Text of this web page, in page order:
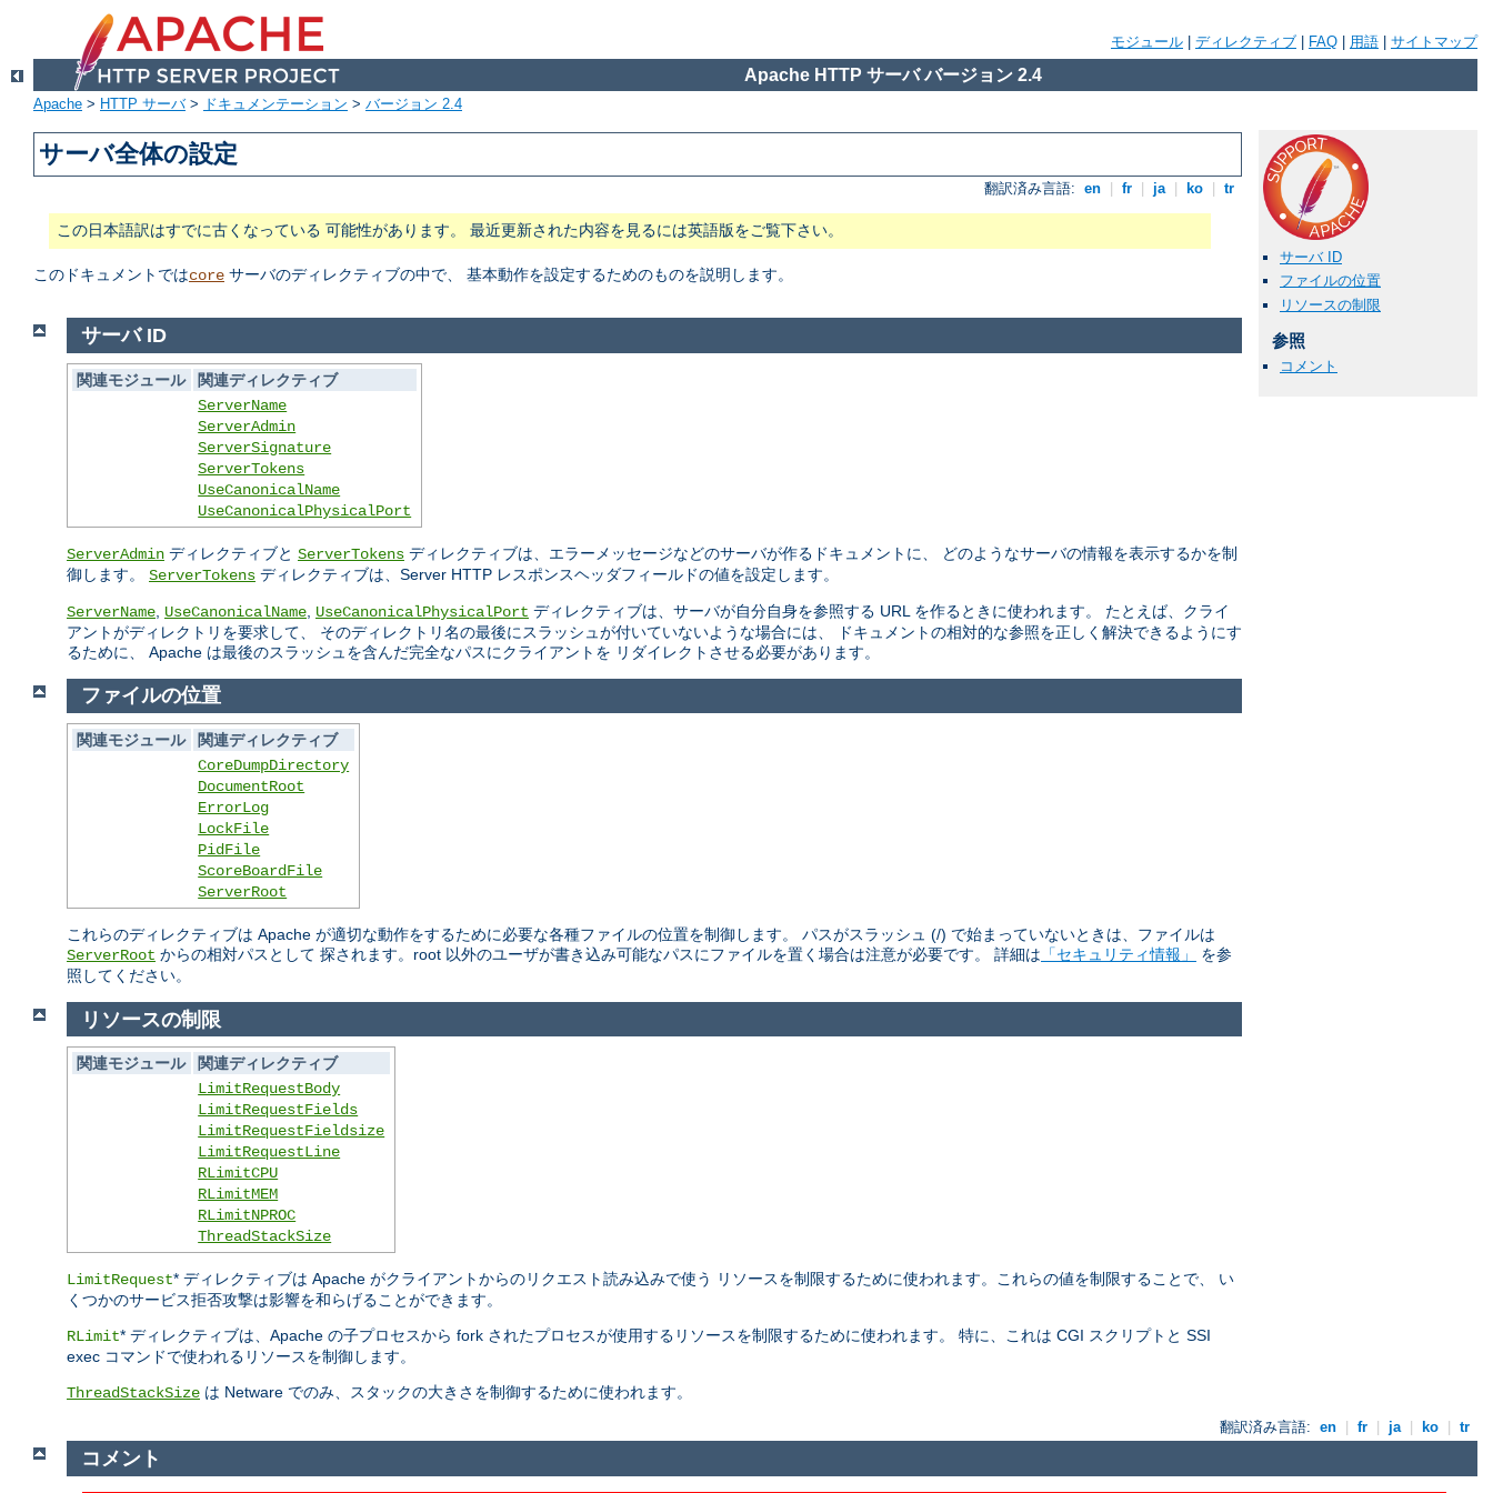
モジュール ディレクティブ FAQ 用語 サイトマップ
Apache HTTP サーバ バージョン 2.4
Apache > HTTP サーバ> ドキュメンテーション > バージョン 2.4
サーバ全体の設定
翻訳済み言語: en fr ja ko tr
この日本語訳はすでに古くなっている 可能性があります。 最近更新された内容を見るには英語版をご覧下さい。
このドキュメントではcore サーバのディレクティブの中で、 基本動作を設定するためのものを説明します。
サーバ ID
ファイルの位置
リソースの制限
参照
コメント
サーバ ID
関連モジュール
関連ディレクティブ
ServerName
ServerAdmin
ServerSignature
ServerTokens
UseCanonicalName
UseCanonicalPhysicalPort
ServerAdmin ディレクティブと ServerTokens ディレクティブは、エラーメッセージなどのサーバが作るドキュメントに、 どのようなサーバの情報を表示するかを制
御します。 ServerTokens ディレクティブは、Server HTTP レスポンスヘッダフィールドの値を設定します。
ServerName UseCanonicalName UseCanonicalPhysicalPort ディレクティブは、サーバが自分自身を参照する URL を作るときに使われます。 たとえば、クライ
アントがディレクトリを要求して、 そのディレクトリ名の最後にスラッシュが付いていないような場合には、 ドキュメントの相対的な参照を正しく解決できるようにす
るために、 Apache は最後のスラッシュを含んだ完全なパスにクライアントを リダイレクトさせる必要があります。
ファイルの位置
関連モジュール
関連ディレクティブ
CoreDumpDirectory
DocumentRoot
ErrorLog
LockFile
PidFile
ScoreBoardFile
ServerRoot
これらのディレクティブは Apache が適切な動作をするために必要な各種ファイルの位置を制御します。 パスがスラッシュ (/) で始まっていないときは、ファイルは
ServerRoot からの相対パスとして 探されます。root 以外のユーザが書き込み可能なパスにファイルを置く場合は注意が必要です。 詳細は 「セキュリティ情報」
を参
照してください。
リソースの制限
関連モジュール
関連ディレクティブ
LimitRequestBody
LimitRequestFields
LimitRequestFieldsize
LimitRequestLine
RLimitCPU
RLimitMEM
RLimitNPROC
ThreadStackSize
LimitRequest* ディレクティブは Apache がクライアントからのリクエスト読み込みで使う リソースを制限するために使われます。これらの値を制限することで、 い
くつかのサービス拒否攻撃は影響を和らげることができます。
RLimit* ディレクティブは、Apache の子プロセスから fork されたプロセスが使用するリソースを制限するために使われます。 特に、これは CGI スクリプトと SSI
exec コマンドで使われるリソースを制御します。
ThreadStackSize は Netware でのみ、スタックの大きさを制御するために使われます。
翻訳済み言語: en fr ja ko tr
コメント